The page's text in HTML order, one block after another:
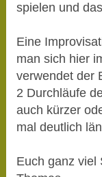
spielen und
Eine
man sich hier
verwendet der
2 Durchläufe
auch kürzer
mal deutlich
Euch ganz viel